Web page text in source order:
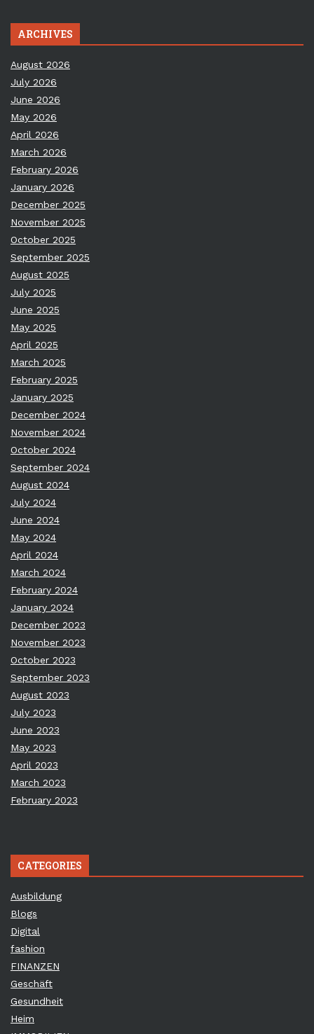
ARCHIVES
August 2026
July 2026
June 2026
May 2026
April 2026
March 2026
February 2026
January 2026
December 2025
November 2025
October 2025
September 2025
August 2025
July 2025
June 2025
May 2025
April 2025
March 2025
February 2025
January 2025
December 2024
November 2024
October 2024
September 2024
August 2024
July 2024
June 2024
May 2024
April 2024
March 2024
February 2024
January 2024
December 2023
November 2023
October 2023
September 2023
August 2023
July 2023
June 2023
May 2023
April 2023
March 2023
February 2023
CATEGORIES
Ausbildung
Blogs
Digital
fashion
FINANZEN
Geschäft
Gesundheit
Heim